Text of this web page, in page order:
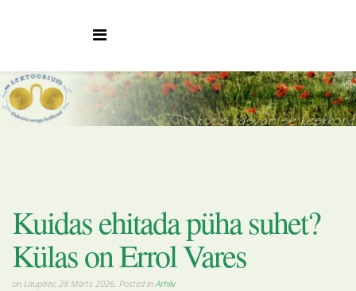
Kuidas ehitada püha suhet?
Külas on Errol Vares
on Laupäev, 28 Märts 2026. Posted inArhiiv